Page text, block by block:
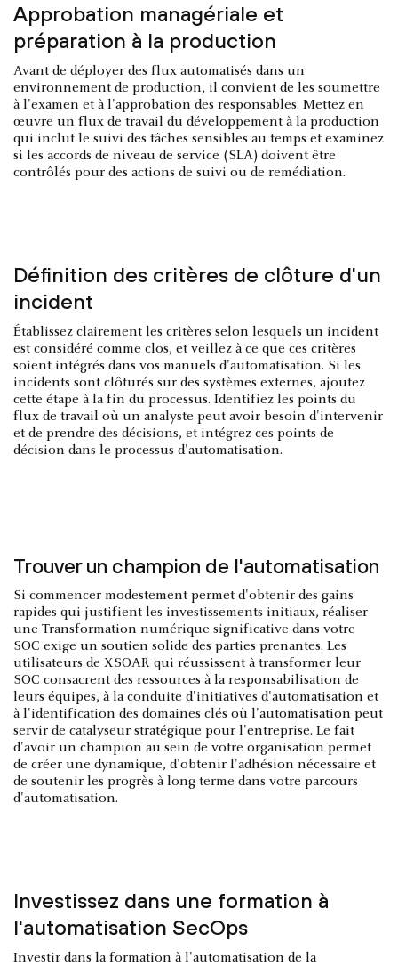
Approbation managériale et
préparation à la production
Avant de déployer des flux automatisés dans un
environnement de production, il convient de les soumettre
à l'examen et à l'approbation des responsables. Mettez en
œuvre un flux de travail du développement à la production
qui inclut le suivi des tâches sensibles au temps et examinez
si les accords de niveau de service (SLA) doivent être
contrôlés pour des actions de suivi ou de remédiation.
Définition des critères de clôture d'un
incident
Établissez clairement les critères selon lesquels un incident
est considéré comme clos, et veillez à ce que ces critères
soient intégrés dans vos manuels d'automatisation. Si les
incidents sont clôturés sur des systèmes externes, ajoutez
cette étape à la fin du processus. Identifiez les points du
flux de travail où un analyste peut avoir besoin d'intervenir
et de prendre des décisions, et intégrez ces points de
décision dans le processus d'automatisation.
Trouver un champion de l'automatisation
Si commencer modestement permet d'obtenir des gains
rapides qui justifient les investissements initiaux, réaliser
une Transformation numérique significative dans votre
SOC exige un soutien solide des parties prenantes. Les
utilisateurs de XSOAR qui réussissent à transformer leur
SOC consacrent des ressources à la responsabilisation de
leurs équipes, à la conduite d'initiatives d'automatisation et
à l'identification des domaines clés où l'automatisation peut
servir de catalyseur stratégique pour l'entreprise. Le fait
d'avoir un champion au sein de votre organisation permet
de créer une dynamique, d'obtenir l'adhésion nécessaire et
de soutenir les progrès à long terme dans votre parcours
d'automatisation.
Investissez dans une formation à
l'automatisation SecOps
Investir dans la formation à l'automatisation de la